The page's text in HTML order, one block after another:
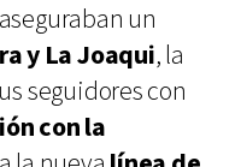
un
y La Joaqui, la
seguidores con
con la